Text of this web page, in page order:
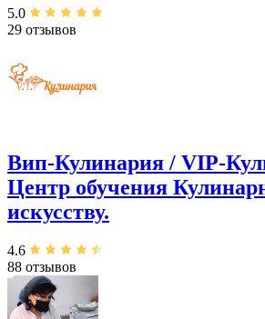
5.0
29 отзывов
Вип-Кулинария / VIP-
Центр обучения
искусству.
4.6
88 отзывов